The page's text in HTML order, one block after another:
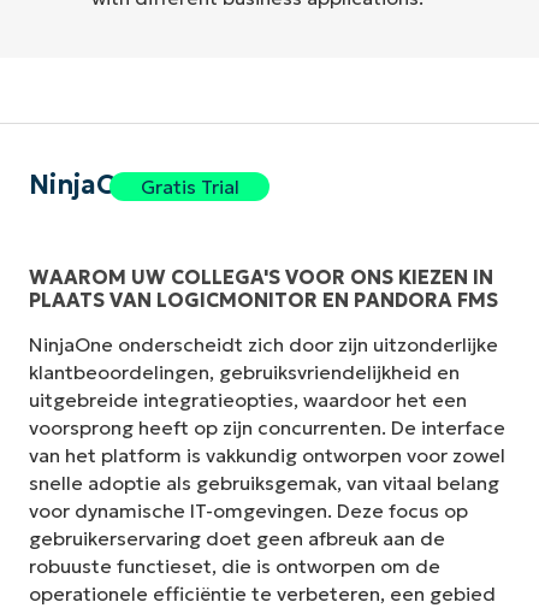
NinjaOneGratis Trial
WAAROM UW COLLEGA'S VOOR ONS KIEZEN IN
PLAATS VAN LOGICMONITOR EN PANDORA FMS
NinjaOne onderscheidt zich door zijn uitzonderlijke
klantbeoordelingen, gebruiksvriendelijkheid en
uitgebreide integratieopties, waardoor het een
voorsprong heeft op zijn concurrenten. De interface
van het platform is vakkundig ontworpen voor zowel
snelle adoptie als gebruiksgemak, van vitaal belang
voor dynamische IT-omgevingen. Deze focus op
gebruikerservaring doet geen afbreuk aan de
robuuste functieset, die is ontworpen om de
operationele efficiëntie te verbeteren, een gebied